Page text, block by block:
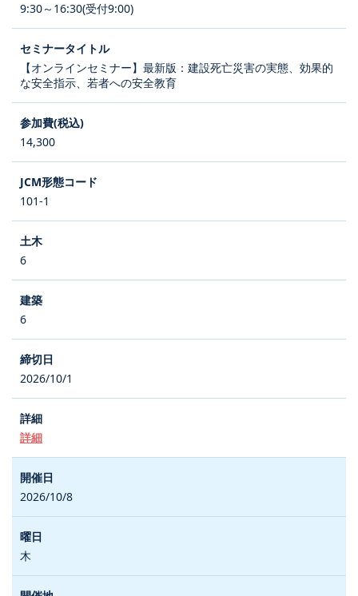
9:30～16:30(受付9:00)
【オンラインセミナー】最新版：建設死亡災害の実態、効果的
な安全指示、若者への安全教育
14,300
101-1
6
6
2026/10/1
詳細
2026/10/8
木